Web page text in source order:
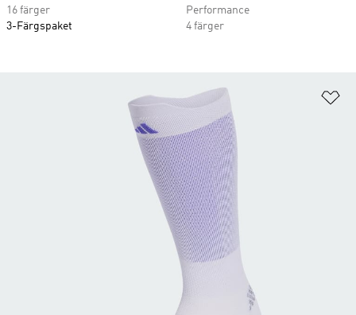
16 färger
3-Färgspaket
Performance
4 färger